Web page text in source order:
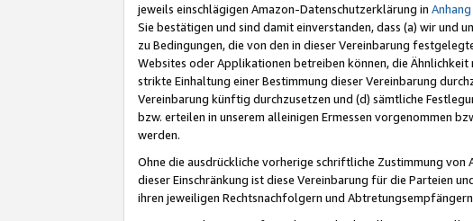
jeweils einschlägigen Amazon-Datenschutzerklärung in
Sie bestätigen und sind damit einverstanden, dass (a) wir und
zu Bedingungen, die von den in dieser Vereinbarung
Websites oder Applikationen betreiben können, die
strikte Einhaltung einer Bestimmung dieser Vereinbarung
Vereinbarung künftig durchzusetzen und (d) sämtliche
bzw. erteilen in unserem alleinigen Ermessen vorgenommen
werden.
Ohne die ausdrückliche vorherige schriftliche Zustimmung
dieser Einschränkung ist diese Vereinbarung für die Parteien
ihren jeweiligen Rechtsnachfolgern und